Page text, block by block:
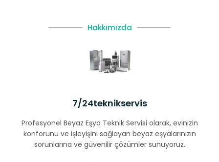
Hakkımızda
7/24teknikservis
Profesyonel Beyaz Eşya Teknik Servisi olarak, evinizin
konforunu ve işleyişini sağlayan beyaz eşyalarınızın
sorunlarına ve güvenilir çözümler sunuyoruz.